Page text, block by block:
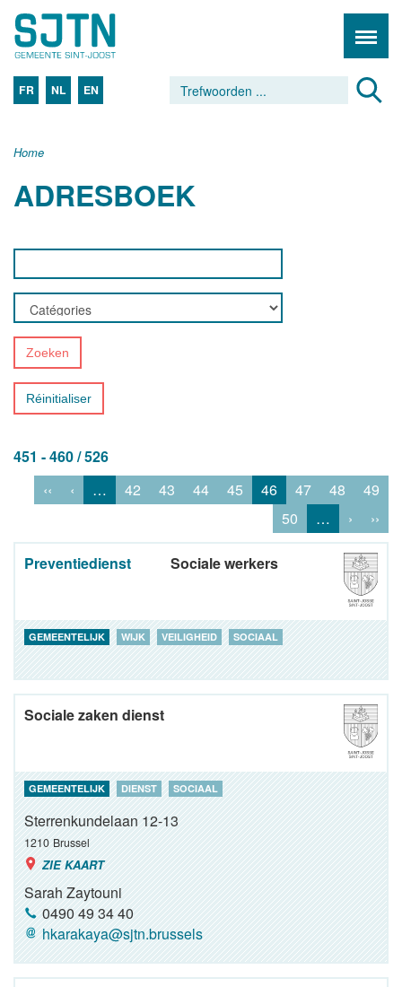
FR NL EN
Home
ADRESBOEK
Zoeken
Réinitialiser
451 - 460 / 526
‹‹
‹ … 42 43 44 45 46 47 48
49
50
… › ››
Preventiedienst Sociale werkers
GEMEENTELIJK WIJK VEILIGHEID SOCIAAL
Sociale zaken dienst
GEMEENTELIJK DIENST SOCIAAL
Sterrenkundelaan 12-13
1210 Brussel
ZIE KAART
Sarah Zaytouni
0490 49 34 40
hkarakaya@sjtn.brussels